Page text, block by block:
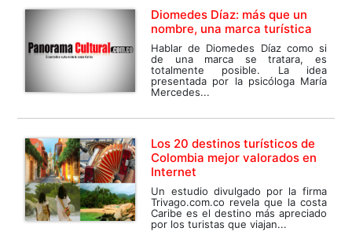
Diomedes Díaz: más que un
nombre, una marca turística
Hablar de Diomedes Díaz como si
de una marca se tratara, es
totalmente posible. La idea
presentada por la psicóloga María
Mercedes...
Los 20 destinos turísticos de
Colombia mejor valorados en
Internet
Un estudio divulgado por la firma
Trivago.com.co revela que la costa
Caribe es el destino más apreciado
por los turistas que viajan...